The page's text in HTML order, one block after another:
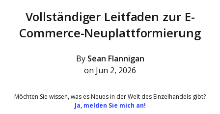
Vollständiger Leitfaden zur E-
Commerce-Neuplattformierung
By Sean Flannigan
on Jun 2, 2026
Möchten Sie wissen, was es Neues in der Welt des Einzelhandels gibt?
Ja, melden Sie mich an!